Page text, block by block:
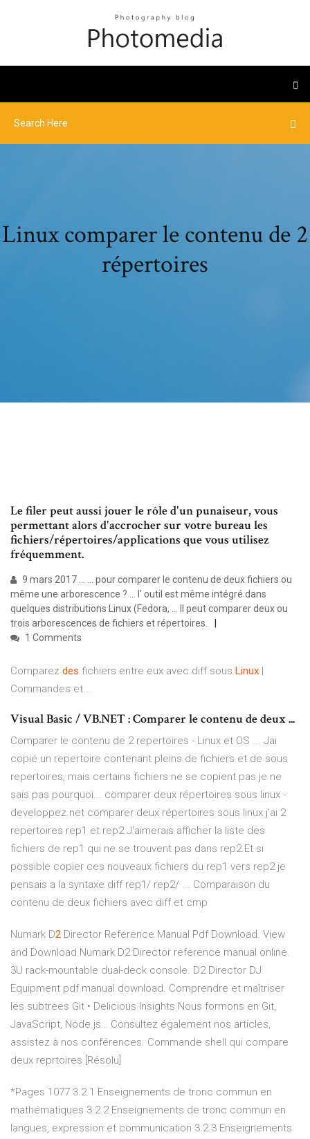
Linux comparer le contenu de 2
répertoires
Le filer peut aussi jouer le rôle d'un punaiseur, vous
permettant alors d'accrocher sur votre bureau les
fichiers/répertoires/applications que vous utilisez
fréquemment.
9 mars 2017 ... ... pour comparer le contenu de deux fichiers ou
même une arborescence ? ... l' outil est même intégré dans
quelques distributions Linux (Fedora, ... Il peut comparer deux ou
trois arborescences de fichiers et répertoires.
1 Comments
Comparez des fichiers entre eux avec diff sous Linux
Commandes et...
Visual Basic / VB.NET : Comparer le contenu de deux ...
Comparer le contenu de 2 repertoires - Linux et OS ... Jai
copié un repertoire contenant pleins de fichiers et de sous
repertoires, mais certains fichiers ne se copient pas je ne
sais pas pourquoi... comparer deux répertoires sous linux -
developpez.net comparer deux répertoires sous linux j'ai 2
repertoires rep1 et rep2.J'aimerais afficher la liste des
fichiers de rep1 qui ne se trouvent pas dans rep2.Et si
possible copier ces nouveaux fichiers du rep1 vers rep2 je
pensais a la syntaxe diff rep1/ rep2/ ... Comparaison du
contenu de deux fichiers avec diff et cmp
Numark D2 Director Reference Manual Pdf Download. View
and Download Numark D2 Director reference manual online.
3U rack-mountable dual-deck console. D2 Director DJ
Equipment pdf manual download. Comprendre et maîtriser
les subtrees Git • Delicious Insights Nous formons en Git,
JavaScript, Node.js… Consultez également nos articles,
assistez à nos conférences. Commande shell qui compare
deux reprtoires [Résolu]
*Pages 1077 3.2.1 Enseignements de tronc commun en
mathématiques 3.2.2 Enseignements de tronc commun en
langues, expression et communication 3.2.3 Enseignements